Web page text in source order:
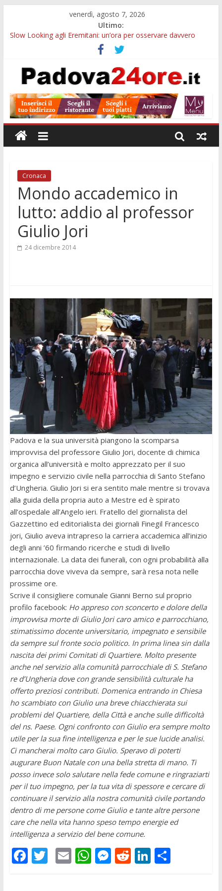
venerdì, agosto 7, 2026
Ultimo:
Slow Looking agli Eremitani: un’ora per osservare davvero
Bando sicurezza urbana Veneto: 650mila euro per Comuni e
Polizie locali
Sicurezza esodo estivo Padova: più controlli su strade, stazioni
Bonus trasporto pubblico Veneto: 200 euro per l’abbonamento
annuale
Notizie di Padova alle ore 10: arresto, fermata Busitalia e
tregua dal caldo
Cronaca
Mondo accademico in
lutto: addio al professor
Giulio Jori
24 dicembre 2014
Padova e la sua università piangono la scomparsa
improvvisa del professore Giulio Jori, docente di chimica
organica all’università e molto apprezzato per il suo
impegno e servizio civile nella parrocchia di Santo Stefano
d’Ungheria. Giulio Jori si era sentito male mentre si trovava
alla guida della propria auto a Mestre ed è spirato
all’ospedale all’Angelo ieri. Fratello del giornalista del
Gazzettino ed editorialista dei giornali Finegil Francesco
jori, Giulio aveva intrapreso la carriera accademica all’inizio
degli anni ’60 firmando ricerche e studi di livello
internazionale. La data dei funerali, con ogni probabilità alla
parrocchia dove viveva da sempre, sarà resa nota nelle
prossime ore.
Scrive il consigliere comunale Gianni Berno sul proprio
profilo facebook: Ho appreso con sconcerto e dolore della
improvvisa morte di Giulio Jori caro amico e parrocchiano,
stimatissimo docente universitario, impegnato e sensibile
da sempre sul fronte socio politico. In prima linea sin dalla
nascita dei primi Comitati di Quartiere. Molto presente
anche nel servizio alla comunità parrocchiale di S. Stefano
re d’Ungheria dove con grande sensibilità culturale ha
offerto preziosi contributi. Domenica entrando in Chiesa
ho scambiato con Giulio una breve chiacchierata sui
problemi del Quartiere, della Città e anche sulle difficoltà
del ns. Paese. Ogni confronto con Giulio era sempre molto
utile per la sua fine intelligenza e per le sue lucide analisi.
Ci mancherai molto caro Giulio. Speravo di poterti
augurare Buon Natale con una bella stretta di mano. Ti
posso invece solo salutare nella fede comune e ringraziarti
per il tuo impegno, per la tua vita di spessore e cercare di
continuare il servizio alla nostra comunità civile portando
dentro di me persone come Giulio e tante altre persone
care che nella vita hanno speso tempo energie ed
intelligenza a servizio del bene comune.
F
ac
T
w
E
m
W
h
M
e
R
e
Li
n
C